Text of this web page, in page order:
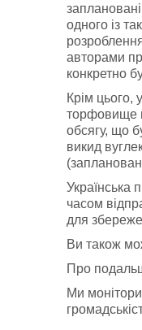
одного із
авторами
конкретно
Крім цього,
торфовище
обсягу, що
викид
Українська
часом
для
Ви також
Про
Ми